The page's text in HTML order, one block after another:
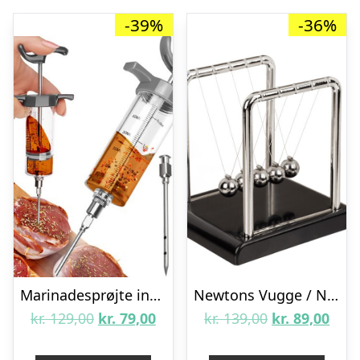
-39%
Marinadesprøjte inkl. 3 nåle
kr.129,00 Den
kr. 79,00Den
-36%
Newtons Vugge / Newtons Cradle
kr.139,00 Den
kr. 89,00Den